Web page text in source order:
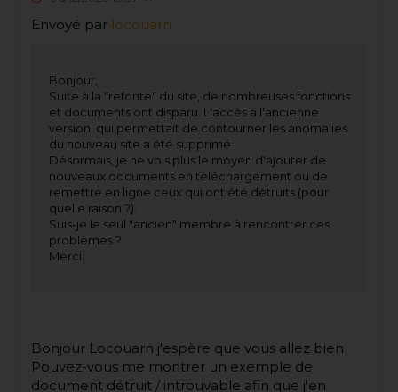
Envoyé par locouarn
Bonjour,
Suite à la "refonte" du site, de nombreuses fonctions
et documents ont disparu. L'accès à l'ancienne
version, qui permettait de contourner les anomalies
du nouveau site a été supprimé.
Désormais, je ne vois plus le moyen d'ajouter de
nouveaux documents en téléchargement ou de
remettre en ligne ceux qui ont été détruits (pour
quelle raison ?).
Suis-je le seul "ancien" membre à rencontrer ces
problèmes ?
Merci.
Bonjour Locouarn j'espère que vous allez bien
Pouvez-vous me montrer un exemple de
document détruit / introuvable afin que j'en